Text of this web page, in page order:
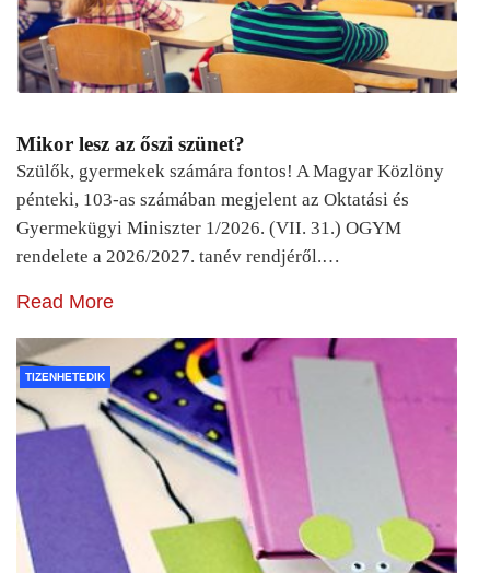
Mikor lesz az őszi szünet?
Szülők, gyermekek számára fontos! A Magyar Közlöny
pénteki, 103-as számában megjelent az Oktatási és
Gyermekügyi Miniszter 1/2026. (VII. 31.) OGYM
rendelete a 2026/2027. tanév rendjéről.…
Read More
TIZENHETEDIK